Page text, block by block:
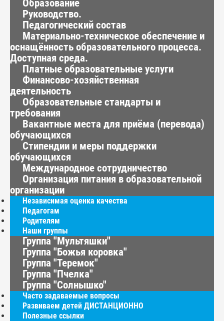
Образование
Руководство.
Педагогический состав
Материально-техническое обеспечение и
оснащённость образовательного процесса.
Доступная среда.
Платные образовательные услуги
Финансово-хозяйственная
деятельность
Образовательные стандарты и
требования
Вакантные места для приёма (перевода)
обучающихся
Стипендии и меры поддержки
обучающихся
Международное сотрудничество
Организация питания в образовательной
организации
Независимая оценка качества
Педагогам
Родителям
Наши группы
Группа "Мультяшки"
Группа "Божья коровка"
Группа "Теремок"
Группа "Пчелка"
Группа "Солнышко"
Часто задаваемые вопросы
Развиваем детей ДИСТАНЦИОННО
Полезные ссылки